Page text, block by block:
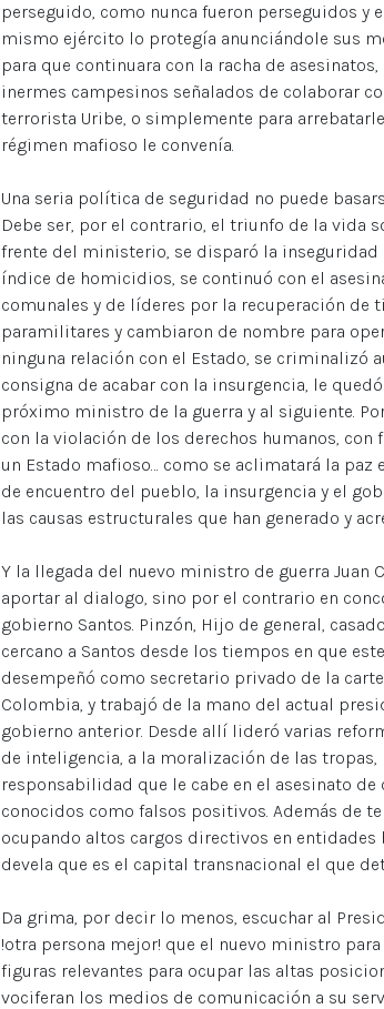
perseguido, como nunca fueron perseguidos y
mismo ejército lo protegía anunciándole sus
para que continuara con la racha de
inermes campesinos señalados de colaborar
terrorista Uribe, o simplemente para
régimen mafioso le convenía.
Una seria política de seguridad no puede
Debe ser, por el contrario, el triunfo de la vida
frente del ministerio, se disparó la inseguridad
índice de homicidios, se continuó con el
comunales y de líderes por la recuperación
paramilitares y cambiaron de nombre para
ninguna relación con el Estado, se criminalizó
consigna de acabar con la insurgencia, le
próximo ministro de la guerra y al siguiente.
con la violación de los derechos humanos,
un Estado mafioso… como se aclimatará la
de encuentro del pueblo, la insurgencia y el
las causas estructurales que han generado y
Y la llegada del nuevo ministro de guerra Juan
aportar al dialogo, sino por el contrario en
gobierno Santos. Pinzón, Hijo de general,
cercano a Santos desde los tiempos en que
desempeñó como secretario privado de la
Colombia, y trabajó de la mano del actual
gobierno anterior. Desde allí lideró varias
de inteligencia, a la moralización de las
responsabilidad que le cabe en el asesinato
conocidos como falsos positivos. Además de
ocupando altos cargos directivos en
devela que es el capital transnacional el que
Da grima, por decir lo menos, escuchar al
!otra persona mejor! que el nuevo ministro
figuras relevantes para ocupar las altas
vociferan los medios de comunicación a su